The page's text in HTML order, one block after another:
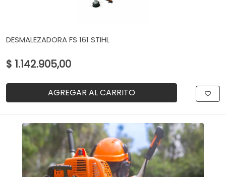
DESMALEZADORA FS 161 STIHL
$ 1.142.905,00
AGREGAR AL CARRITO